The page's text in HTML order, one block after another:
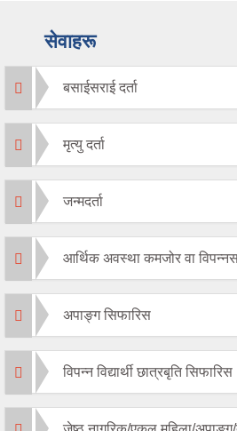
सेवाहरू
बसाईसराई दर्ता
मृत्यु दर्ता
जन्मदर्ता
आर्थिक अवस्था कमजोर वा
अपाङ्ग सिफारिस
विपन्न विद्यार्थी छात्रबृति सिफारिस